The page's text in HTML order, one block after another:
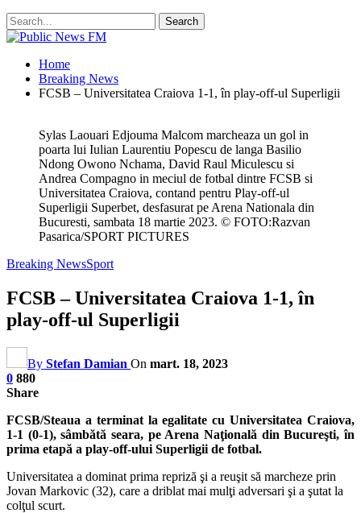
Home
Breaking News
FCSB – Universitatea Craiova 1-1, în play-off-ul Superligii
Sylas Laouari Edjouma Malcom marcheaza un gol in
poarta lui Iulian Laurentiu Popescu de langa Basilio
Ndong Owono Nchama, David Raul Miculescu si
Andrea Compagno in meciul de fotbal dintre FCSB si
Universitatea Craiova, contand pentru Play-off-ul
Superligii Superbet, desfasurat pe Arena Nationala din
Bucuresti, sambata 18 martie 2023. © FOTO:Razvan
Pasarica/SPORT PICTURES
Breaking NewsSport
FCSB – Universitatea Craiova 1-1, în
play-off-ul Superligii
By Stefan Damian On mart. 18, 2023
0 880
Share
FCSB/Steaua a terminat la egalitate cu Universitatea Craiova,
1-1 (0-1), sâmbătă seara, pe Arena Naţională din Bucureşti, în
prima etapă a play-off-ului Superligii de fotbal.
Universitatea a dominat prima repriză şi a reuşit să marcheze prin
Jovan Markovic (32), care a driblat mai mulţi adversari şi a şutat la
colţul scurt.